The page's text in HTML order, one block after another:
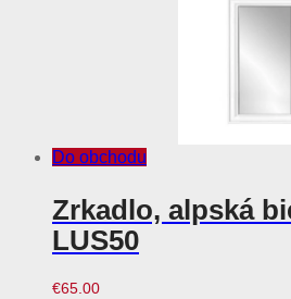
Do obchodu
Zrkadlo, alpská
LUS50
€65.00